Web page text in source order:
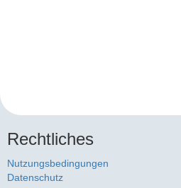
Rechtliches
Nutzungsbedingungen
Datenschutz